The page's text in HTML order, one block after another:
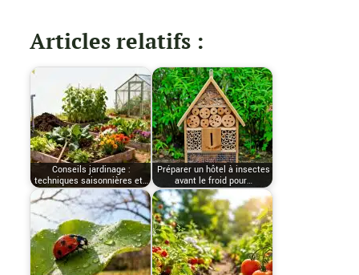
Articles relatifs :
Conseils jardinage :
techniques saisonnières et…
Préparer un hôtel à insectes
avant le froid pour…